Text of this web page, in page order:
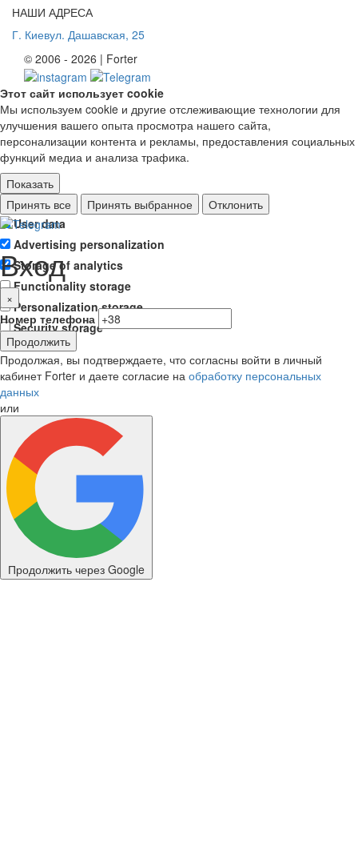
НАШИ АДРЕСА
Г. Киевул. Дашавская, 25
© 2006 - 2026 | Forter
Этот сайт использует cookie
Мы используем cookie и другие отслеживающие технологии для
улучшения вашего опыта просмотра нашего сайта,
персонализации контента и рекламы, предоставления социальных
функций медиа и анализа трафика.
Показать
Ad storage
User data
Advertising personalization
Storage of analytics
Functionality storage
Personalization storage
Security storage
Принять все Принять выбранное Отклонить
Вход
×
Номер телефона
Продолжить
Продолжая, вы подтверждаете, что согласны войти в личный
кабинет Forter и даете согласие на обработку персональных
данных
или
Продолжить через Google